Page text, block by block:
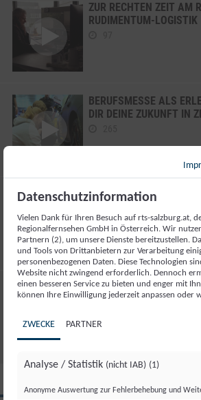
ZUR RECHTEN ZEIT AM
RUDIMENTUM-LOGISTIK
BERUFSMESSE ALS
DIR DEINE ZUKUNFT IN
VERABSCHIEDUNG
115
WERBUNG 05.12.2025
Datenschutzinformation
Vielen Dank für Ihren Besuch auf rts-salzburg.at,
Regionalfernsehen GmbH in Österreich. Wir
Partnern (2), um unsere Dienste bereitzustellen.
und Tools von Drittanbietern zur Verarbeitung
personenbezogenen Daten. Diese Technologien
Website nicht zwingend erforderlich. Dennoch
einen besseren Service zu bieten und enger mit
können Ihre Einwilligung jederzeit anpassen oder
ZWECKE PARTNER
Analyse / Statistik (nicht IAB) (1)
Anonyme Auswertung zur Fehlerbehebung und